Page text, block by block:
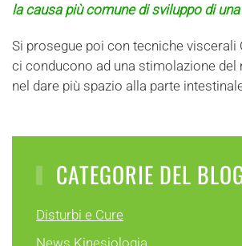
la causa più comune di sviluppo di una
Si prosegue poi con tecniche viscerali
ci conducono ad una stimolazione
nel dare più spazio alla parte
CATEGORIE DEL
Disturbi e Cure
News Kinesiologia